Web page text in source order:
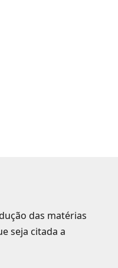
das matérias
seja citada a